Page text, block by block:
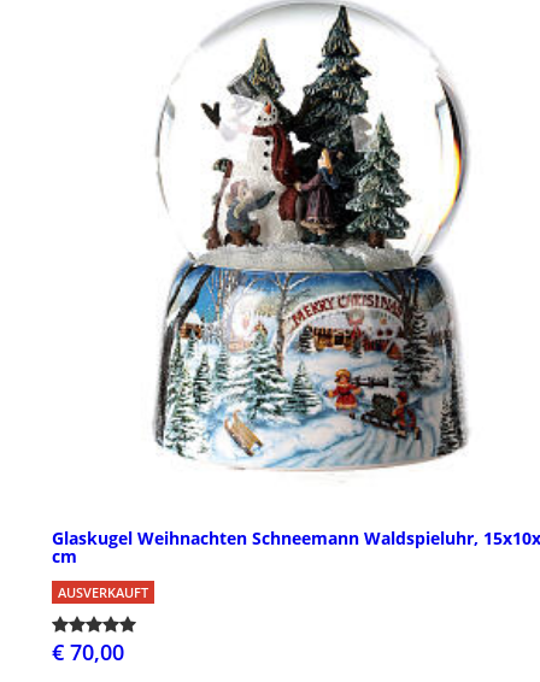
Glaskugel Weihnachten Schneemann Waldspieluhr,
cm
AUSVERKAUFT
€ 70,00